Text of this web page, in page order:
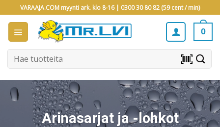
to
content
VARAAJA.COM myynti ark. klo 8-16 | 0300 30 80 82 (59 cent / min)
0
Etsi: barcode_scanner
Arinasarjat ja -lohkot